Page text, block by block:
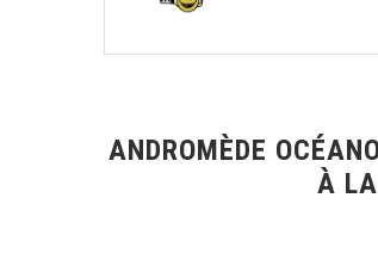
ANDROMÈDE
À